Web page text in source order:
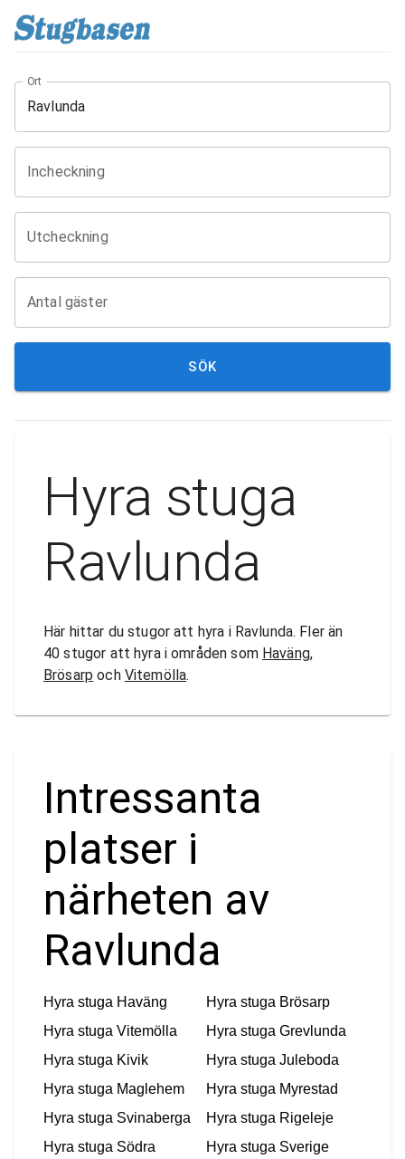
Ort
Incheckning
Utcheckning
Antal gäster
SÖK
Hyra stuga
Ravlunda
Här hittar du stugor att hyra i Ravlunda. Fler än
40 stugor att hyra i områden som Haväng,
Brösarp och Vitemölla.
Intressanta
platser i
närheten av
Ravlunda
Hyra stuga Haväng Hyra stuga Brösarp
Hyra stuga Vitemölla Hyra stuga Grevlunda
Hyra stuga Kivik Hyra stuga Juleboda
Hyra stuga Maglehem Hyra stuga Myrestad
Hyra stuga Svinaberga Hyra stuga Rigeleje
Hyra stuga Södra
Hyra stuga Sverige